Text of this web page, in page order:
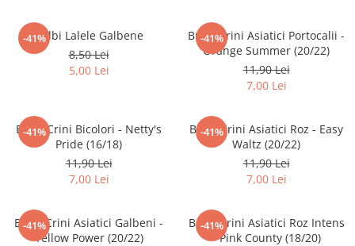
Magnolii
Pachete Promotionale
Plante urcatoare
Pomi columnari
Trandafiri copac
Trandafiri pomisor plangator
Trandafiri tufa
-41%Bulbi Lalele Galbene
8,50 Lei
5,00 Lei
-41%
Bulbi Crini Asiatici Portocalii -
Orange Summer (20/22)
11,90 Lei
7,00 Lei
-41%
Bulbi Crini Bicolori - Netty's
Pride (16/18)
11,90 Lei
7,00 Lei
-41%
Bulbi Crini Asiatici Roz - Easy
Waltz (20/22)
11,90 Lei
7,00 Lei
-41%
Bulbi Crini Asiatici Galbeni -
Yellow Power (20/22)
-41%
Bulbi Crini Asiatici Roz Intens
- Pink County (18/20)